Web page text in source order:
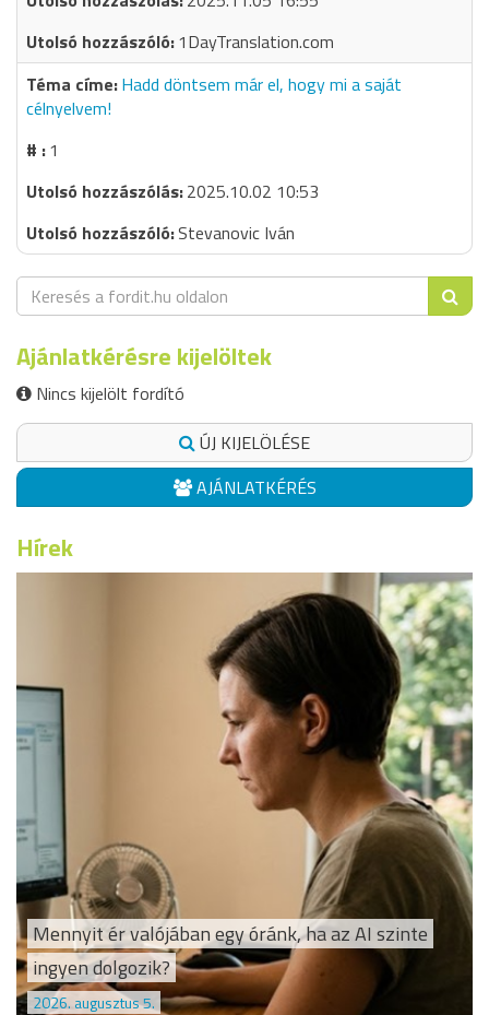
1DayTranslation.com
Hadd döntsem már el, hogy mi a saját
célnyelvem!
1
2025.10.02 10:53
Stevanovic Iván
Ajánlatkérésre kijelöltek
Nincs kijelölt fordító
ÚJ KIJELÖLÉSE
AJÁNLATKÉRÉS
Hírek
Mennyit ér valójában egy óránk, ha az AI szinte
ingyen dolgozik?
2026. augusztus 5.